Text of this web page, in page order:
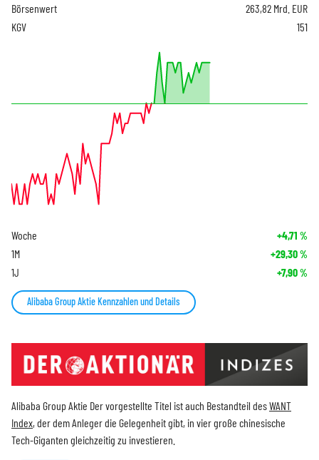
Börsenwert
263,82 Mrd. EUR
KGV
151
Woche +4,71 %
1M +29,30%
1J +7,90%
Alibaba Group Aktie Kennzahlen und Details
Alibaba Group Aktie Der vorgestellte Titel ist auch Bestandteil desWANT
Index, der dem Anleger die Gelegenheit gibt, in vier große chinesische
Tech-Giganten gleichzeitig zu investieren.